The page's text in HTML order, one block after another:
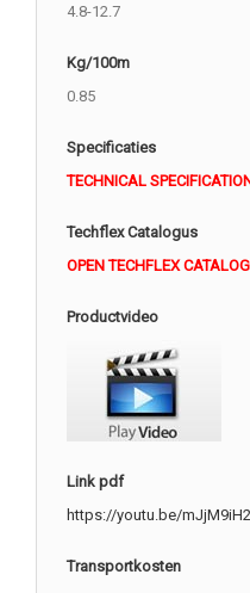
4.8-12.7
Kg/100m
0.85
Specificaties
TECHNICAL
Techflex Catalogus
OPEN TECHFLEX
Productvideo
Link pdf
https://youtu.be/
Transportkosten